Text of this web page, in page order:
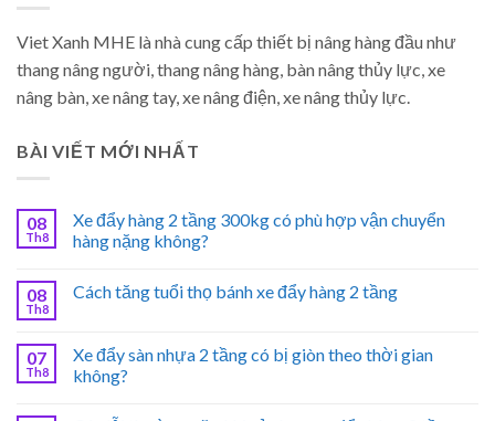
Viet Xanh MHE là nhà cung cấp thiết bị nâng hàng đầu như
thang nâng người, thang nâng hàng, bàn nâng thủy lực, xe
nâng bàn, xe nâng tay, xe nâng điện, xe nâng thủy lực.
BÀI VIẾT MỚI NHẤT
08
Th8
Xe đẩy hàng 2 tầng 300kg có phù hợp vận chuyển
hàng nặng không?
08
Th8
Cách tăng tuổi thọ bánh xe đẩy hàng 2 tầng
07
Th8
Xe đẩy sàn nhựa 2 tầng có bị giòn theo thời gian
không?